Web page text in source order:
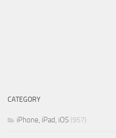
CATEGORY
iPhone, iPad, iOS (957)